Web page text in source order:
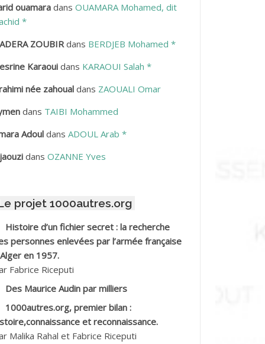
Mohamed
Lakhdar
Haciba
Mohamed Hamoud*
Mohamed *
Ahmed
Mohamed ben Kaddour
Kouider
Ahmed dit le Coiffeur
ouamaradans OUAMARA Mohamed, dit
*
ZOUBIRdans BERDJEB Mohamed *
Karaouidans KARAOUI Salah *
née zahoualdans ZAOUALI Omar
dans TAIBI Mohammed
Adouldans ADOUL Arab *
dans OZANNE Yves
projet 1000autres.org
Histoire d’un fichier secret : la recherche
personnes enlevées par l’armée française
en 1957.
Fabrice Riceputi
Des Maurice Audin par milliers
1000autres.org, premier bilan :
et reconnaissance.
Malika Rahal et Fabrice Riceputi